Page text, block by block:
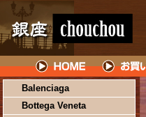
Balenciaga
Bottega Veneta